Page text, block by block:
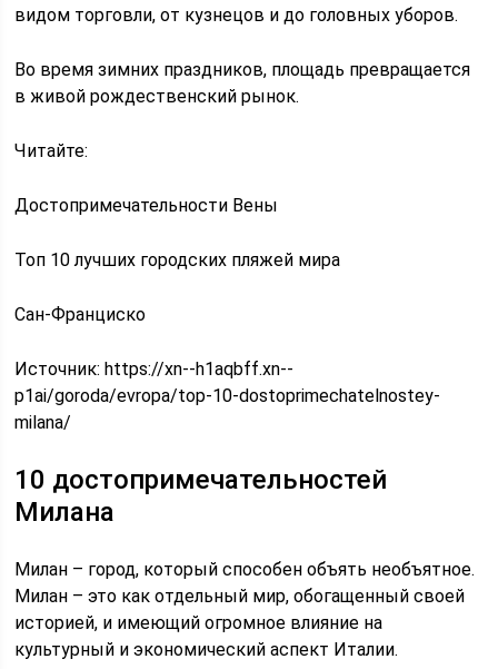
видом торговли, от кузнецов и до головных уборов.
Во время зимних праздников, площадь превращается
в живой рождественский рынок.
Читайте:
Достопримечательности Вены
Топ 10 лучших городских пляжей мира
Сан-Франциско
Источник:https://xn--h1aqbff.xn--
p1ai/goroda/evropa/top-10-dostoprimechatelnostey-
milana/
10 достопримечательностей
Милана
Милан – город, который способен объять необъятное.
Милан – это как отдельный мир, обогащенный своей
историей, и имеющий огромное влияние на
культурный и экономический аспект Италии.